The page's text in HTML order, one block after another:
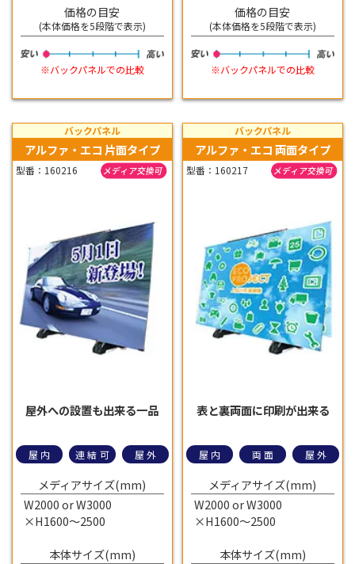
価格の目安
(本体価格を5段階で表示)
※バックパネルでの比較
価格の目安
(本体価格を5段階で表示)
※バックパネルでの比較
バックパネル
アルファ・エコ 片面タイプ
型番：160216
屋外への設置も出来る一品
屋内 連結可 屋外
メディアサイズ(mm)
W2000 or W3000
×H1600～2500
本体サイズ(mm)
バックパネル
アルファ・エコ 両面タイプ
型番：160217
表と裏両面に印刷が出来る
屋内 両面 屋外
メディアサイズ(mm)
W2000 or W3000
×H1600～2500
本体サイズ(mm)